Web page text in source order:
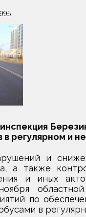
995
в регулярном и
и
а также
и иных
областной
по
в